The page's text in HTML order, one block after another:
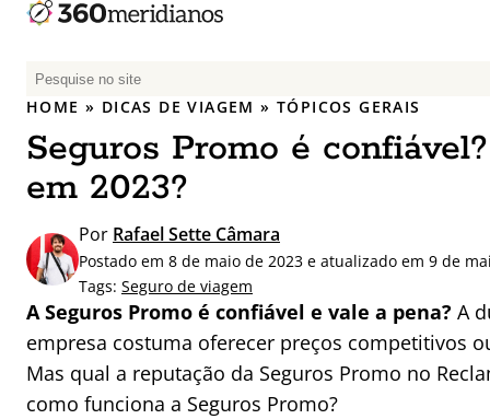
P
e
q
u
i
a
r
p
o
r
:
HOME » DICAS DE VIAGEM »TÓPICOS GERAIS
Seguros Promo é
em 2023?
Por Rafael Sette Câmara
Postado em 8 de maio de 2023 e atualizado em 9 de
Tags: Seguro de viagem
A Seguros Promo é confiável e vale a pena? A
empresa costuma oferecer preços competitivos
Mas qual a reputação da Seguros Promo no
como funciona a Seguros Promo?